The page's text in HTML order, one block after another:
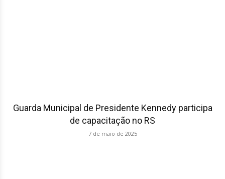
Guarda Municipal de Presidente Kennedy participa
de capacitação no RS
7 de maio de 2025